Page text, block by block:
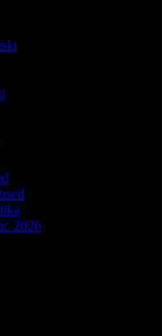
2026